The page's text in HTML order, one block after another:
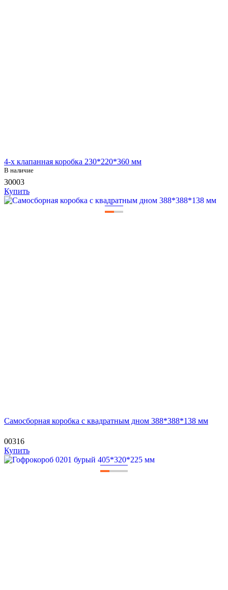
4-х клапанная коробка 230*220*360 мм
В наличие
30003
Купить
——
Самосборная коробка с квадратным дном 388*388*138 мм
00316
Купить
———